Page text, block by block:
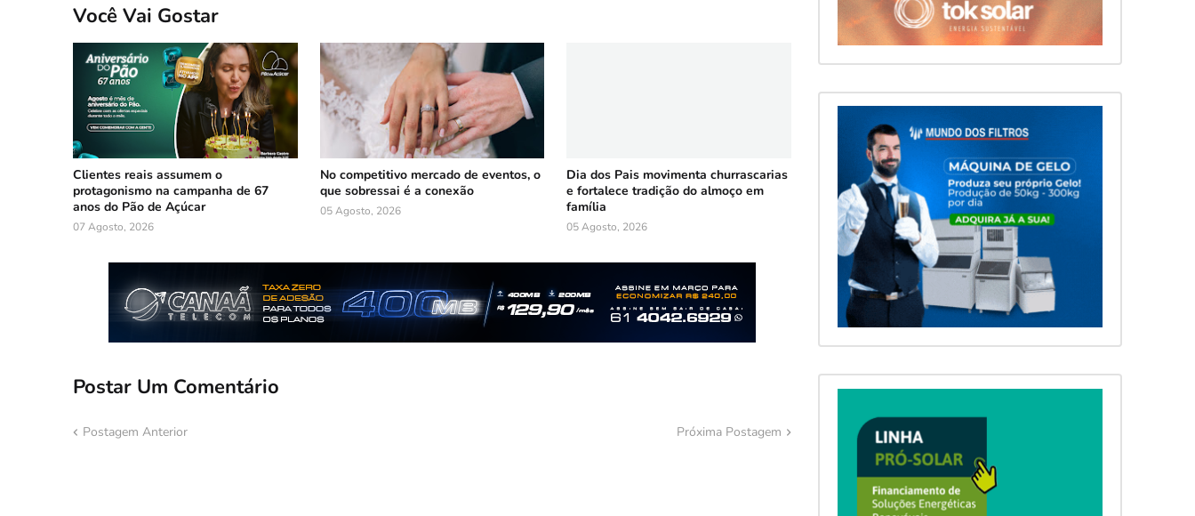
Você Vai Gostar
Clientes reais assumem o
protagonismo na campanha de 67
anos do Pão de Açúcar
07 Agosto, 2026
No competitivo mercado de eventos, o
que sobressai é a conexão
05 Agosto, 2026
Dia dos Pais movimenta churrascarias
e fortalece tradição do almoço em
família
05 Agosto, 2026
Postar Um Comentário
Postagem Anterior Próxima Postagem